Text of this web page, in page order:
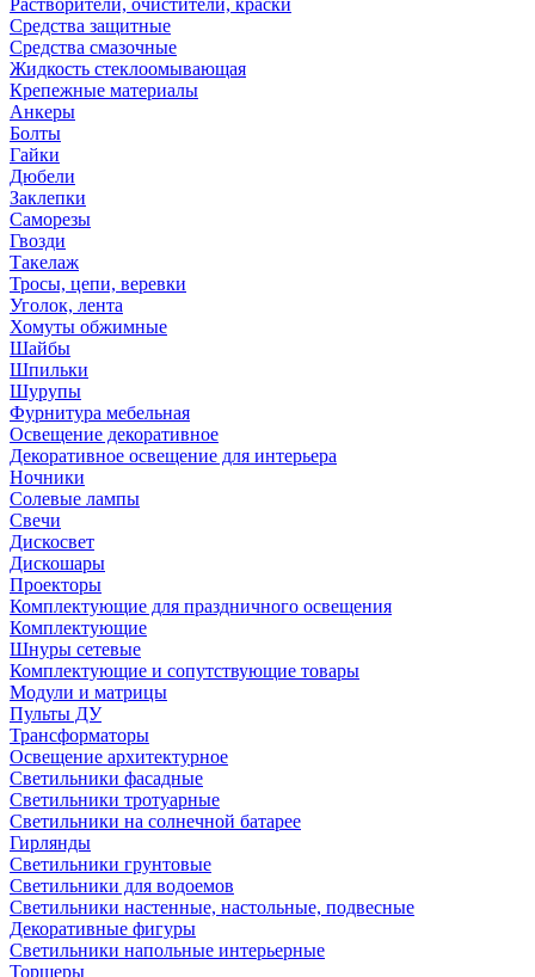
Растворители, очистители, краски
Средства защитные
Средства смазочные
Жидкость стеклоомывающая
Крепежные материалы
Анкеры
Болты
Гайки
Дюбели
Заклепки
Саморезы
Гвозди
Такелаж
Тросы, цепи, веревки
Уголок, лента
Хомуты обжимные
Шайбы
Шпильки
Шурупы
Фурнитура мебельная
Освещение декоративное
Декоративное освещение для интерьера
Ночники
Солевые лампы
Свечи
Дискосвет
Дискошары
Проекторы
Комплектующие для праздничного освещения
Комплектующие
Шнуры сетевые
Комплектующие и сопутствующие товары
Модули и матрицы
Пульты ДУ
Трансформаторы
Освещение архитектурное
Светильники фасадные
Светильники тротуарные
Светильники на солнечной батарее
Гирлянды
Светильники грунтовые
Светильники для водоемов
Светильники настенные, настольные, подвесные
Декоративные фигуры
Светильники напольные интерьерные
Торшеры